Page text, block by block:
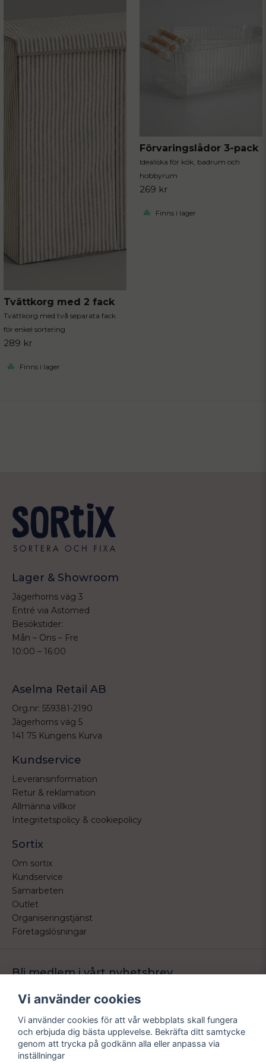
Tvättkorg med 2 fack
Tvättkorg med två separata fack
för enkel sortering
289 kr
Finns i lager
Förvaringslådor 3-pack
Idealiska för kök, badrum och
hobbyrum
269 kr
Finns i lager
Lager & Showroom
Jägerhorns väg 3
Entré via Astomed
Besökstider:
Mån – Ons – Fre
10:00 – 16:00
Aselma Retail AB
Org.nr: 559381-2190
Jägerhorns väg 5
141 75 Kungens Kurva
Kundservice
Leveransinformation
Retur & reklamation
Allmänna villkor
Integritetspolicy & cookiepolicy
Sortix
Om sortix
Kundservice
Samarbeten
Outlet
Organiseringstjänst
Företagslösningar
Bli medlem i vårt nyhetsbrev
email
Mejladress Skicka
erbjudande.
Vi använder cookies
Vi använder cookies för att vår webbplats skall fungera
och erbjuda dig bästa upplevelse. Bekräfta ditt samtycke
genom att trycka på godkänn alla eller anpassa via
inställningar